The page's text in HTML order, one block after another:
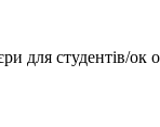
для студентів/